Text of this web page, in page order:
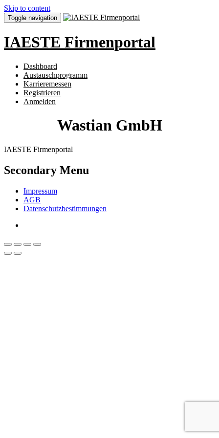
Skip to content
Toggle navigation
IAESTE Firmenportal
Dashboard
Austauschprogramm
Karrieremessen
Registrieren
Anmelden
Wastian GmbH
IAESTE Firmenportal
Secondary Menu
Impressum
AGB
Datenschutzbestimmungen